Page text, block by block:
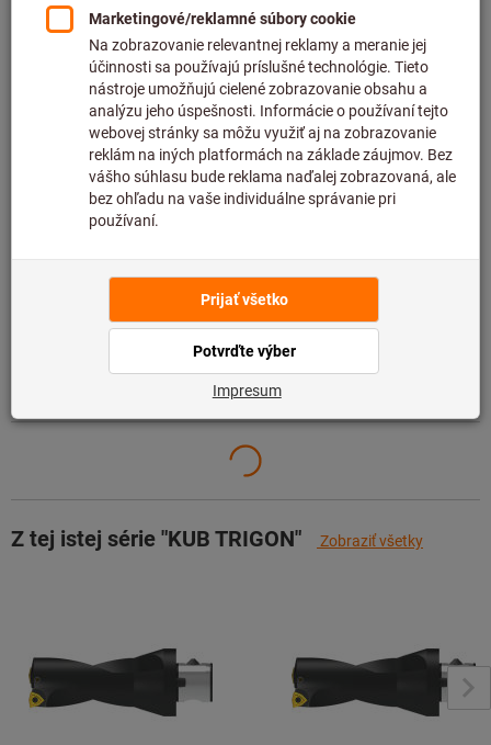
Predpokladaný čas dodania: 2 – 3 týždne
Upozorňujeme, že dodacia lehota a obmedzená rada:
Túto položku pre Vás objednávame priamo od výrobcu,
pretože nie je súčasťou nášho hlavného sortimentu, a
preto ju nemáme na sklade.
Informácie
Pridať do zoznamu želaní
Podrobnosti o výrobku
Z tej istej série "KUB TRIGON" Zobraziť všetky